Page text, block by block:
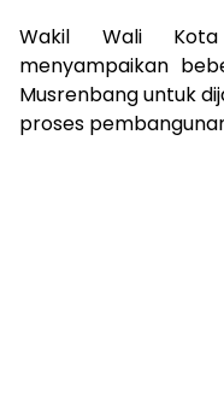
Wakil Wali
menyampaikan
Musrenbang untuk
proses